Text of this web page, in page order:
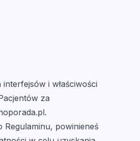
i właściwości
za
Regulaminu, powinieneś